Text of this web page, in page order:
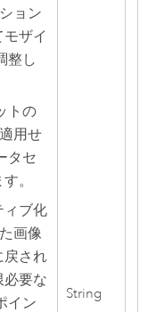
ョン
ザイ
整し
トの
用せ
タセ
。
ィブ化
画像
戻され
必要な
イン
String